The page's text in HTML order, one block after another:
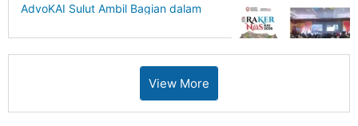
AdvoKAI Sulut Ambil Bagian dalam
View More